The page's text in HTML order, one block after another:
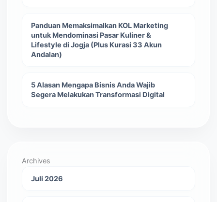
Panduan Memaksimalkan KOL Marketing
untuk Mendominasi Pasar Kuliner &
Lifestyle di Jogja (Plus Kurasi 33 Akun
Andalan)
5 Alasan Mengapa Bisnis Anda Wajib
Segera Melakukan Transformasi Digital
Archives
Juli 2026